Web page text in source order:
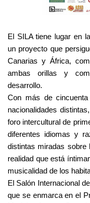
El SILA tiene lugar en
un proyecto que
Canarias y África,
ambas orillas y
desarrollo.
Con más de
nacionalidades
foro intercultural de
diferentes idiomas y
distintas miradas sobre
realidad que está
musicalidad de los
El Salón Internacional
que se enmarca en el